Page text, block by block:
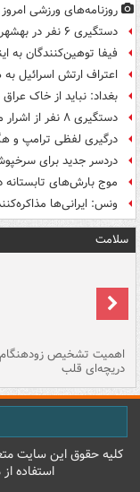
روزنامه‌های ورزشی امروز پنج‌شنبه
دستگیری ۶ نفر در بهشهر به اتهام تشویش اذهان عمومی
فیفا توهین‌کنندگان به
اعتراف ارتش اسرائیل به هلاکت ۲ افسر در تله
بغداد: نباید از خاک
دستگیری ۸ نفر از اشرار مسلح شاخص و مرتبطین گروهک های تروریستی
درگیری لفظی ترامپ و
دردسر جدید برای
موج بارش‌های تابستانه در راه
ونس: ایرانی‌ها
سلامت
اهمیت تشخیص
دریچه‌ای قلب
کليه حقوق اين سايت
استفاده